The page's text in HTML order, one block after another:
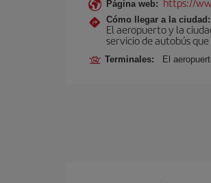
Página web:
Cómo llegar a la ciudad:
El aeropuerto y la
servicio de autobús
Terminales: El